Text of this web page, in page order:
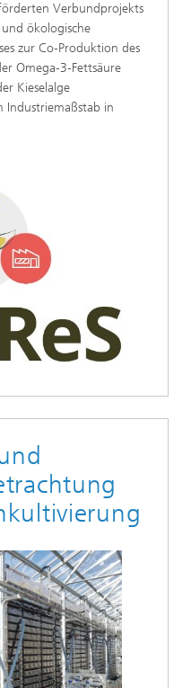
Verbundprojekts
und ökologische
zur Co‑Produktion des
Omega‑3‑Fettsäure
Kieselalge
Industriemaßstab in